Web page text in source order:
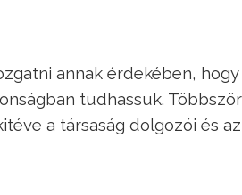
annak érdekében, hogy
tudhassuk. Többször
a társaság dolgozói és az